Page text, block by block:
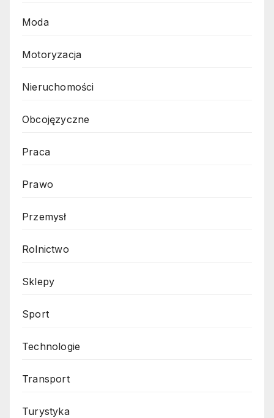
Moda
Motoryzacja
Nieruchomości
Obcojęzyczne
Praca
Prawo
Przemysł
Rolnictwo
Sklepy
Sport
Technologie
Transport
Turystyka